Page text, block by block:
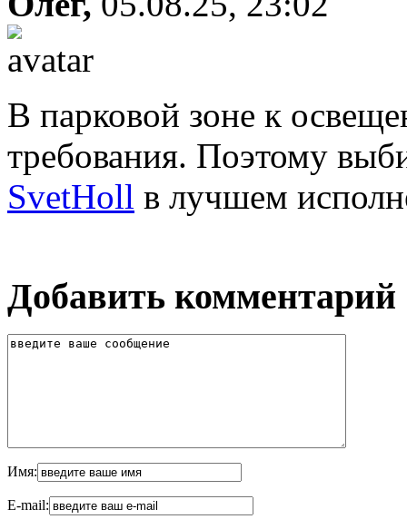
В парковой зоне к
требования. Поэтому
SvetHoll в лучшем
Добавить комментарий
Имя:
E-mail: